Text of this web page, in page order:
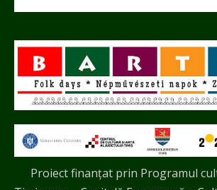
Proiect finanțat prin Programul